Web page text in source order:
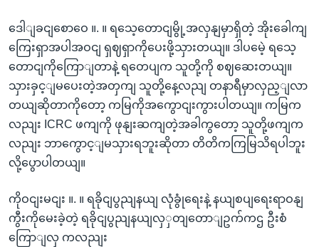
ဒေါျခငျစောဝေ ။. ။ ရသေ့တောငျမွို့အလှနျမှာရှိတဲ့ အိုးခေါကျ
ကြေးရှာအပါအဝငျ ရှဈရှာကိုပေးဖို့သှားတယျ။ ဒါပမေဲ့ ရသေ့
တောငျကိုကြောျတာနဲ့ ရတေပျက သူတို့ကို စဈဆေးတယျ။
သှားခှင့ျမပေးတဲ့အတှကျ သူတို့နေ့လညျ တနာရီမှာလှည့ျလာ
တယျဆိုတာကိုတော့ ကမြကိုအကွောငျးကွားပါတယျ။ ကမြက
လညျး ICRC ဖကျကို ဖုနျးဆကျတဲ့အခါကွတော့ သူတို့ဖကျက
လညျး ဘာကွောင့ျမသှားရဘူးဆိုတာ တိတိကကြမြသိရပါဘူး
လို့ပွောပါတယျ။
ကိုဝငျးမငျး ။. ။ ရခိုငျပွညျနယျ လုံခွုံရေးနဲ့ နယျစပျရေးရာဝနျ
ကွီးကိုမေးခဲ့တဲ့ ရခိုငျပွညျနယျလှှတျတောျဥက်ကဌ ဦးစံ
ကြောျလှ ကလညျး